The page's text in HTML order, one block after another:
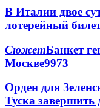
В Италии двое
лотерейный
СюжетБанкет
Москве9973
Орден для
Туска завершить